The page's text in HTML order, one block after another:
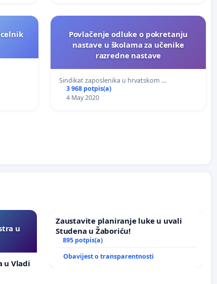
Povlačenje odluke o pokretanju
nastave u školama za učenike
razredne nastave
Sindikat zaposlenika u hrvatskom …
3 968 potpis(a)
4 May 2020
u
u Vladi
Zaustavite planiranje luke u uvali
Studena u Žaboriću!
895 potpis(a)
Obavijest o transparentnosti